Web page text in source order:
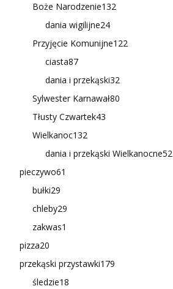
Boże Narodzenie132
dania wigilijne24
Przyjęcie Komunijne122
ciasta87
dania i przekąski32
Sylwester Karnawał80
Tłusty Czwartek43
Wielkanoc132
dania i przekąski Wielkanocne52
pieczywo61
bułki29
chleby29
zakwas1
pizza20
przekąski przystawki179
śledzie18